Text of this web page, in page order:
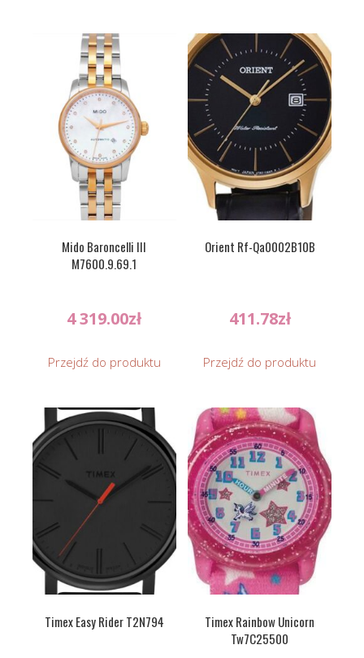
Mido Baroncelli III
M7600.9.69.1
4 319.00zł
Przejdź do produktu
Orient Rf-Qa0002B10B
411.78zł
Przejdź do produktu
Timex Easy Rider T2N794
Timex Rainbow Unicorn
Tw7C25500